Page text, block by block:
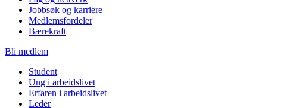
Jobbsøk og karriere
Medlemsfordeler
Bærekraft
Bli medlem
Student
Ung i arbeidslivet
Erfaren i arbeidslivet
Leder